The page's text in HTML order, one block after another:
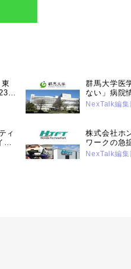
年
群馬大学医
ない」病院
合により可
NexTalk編集
ィ
ン
向
株式会社ホ
ワークの急
Wrapで解決
NexTalk編集